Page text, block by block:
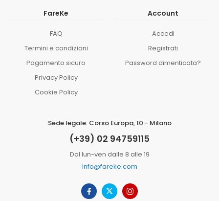
FareKe
FAQ
Termini e condizioni
Pagamento sicuro
Privacy Policy
Cookie Policy
Account
Accedi
Registrati
Password dimenticata?
Sede legale: Corso Europa, 10 - Milano
(+39) 02 94759115
Dal lun-ven dalle 8 alle 19
info@fareke.com